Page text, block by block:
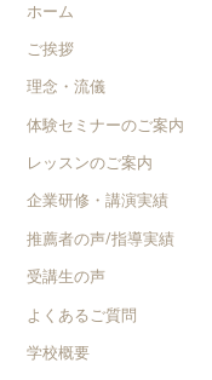
ホーム
ご挨拶
理念・流儀
体験セミナーのご案内
レッスンのご案内
企業研修・講演実績
推薦者の声/指導実績
受講生の声
よくあるご質問
学校概要